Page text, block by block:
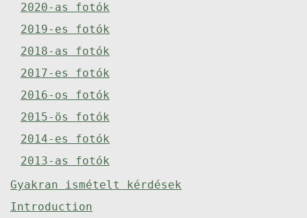
2020-as fotók
2019-es fotók
2018-as fotók
2017-es fotók
2016-os fotók
2015-ös fotók
2014-es fotók
2013-as fotók
Gyakran ismételt kérdések
Introduction